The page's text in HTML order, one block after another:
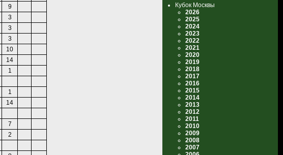
9
3
3
3
10
14
1
1
14
7
2
Кубок Москвы
2026
2025
2024
2023
2022
2021
2020
2019
2018
2017
2016
2015
2014
2013
2012
2011
2010
2009
2008
2007